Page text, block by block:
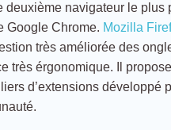
deuxième navigateur le plus
Google Chrome. Mozilla
très améliorée des
très érgonomique. Il
d’extensions développé